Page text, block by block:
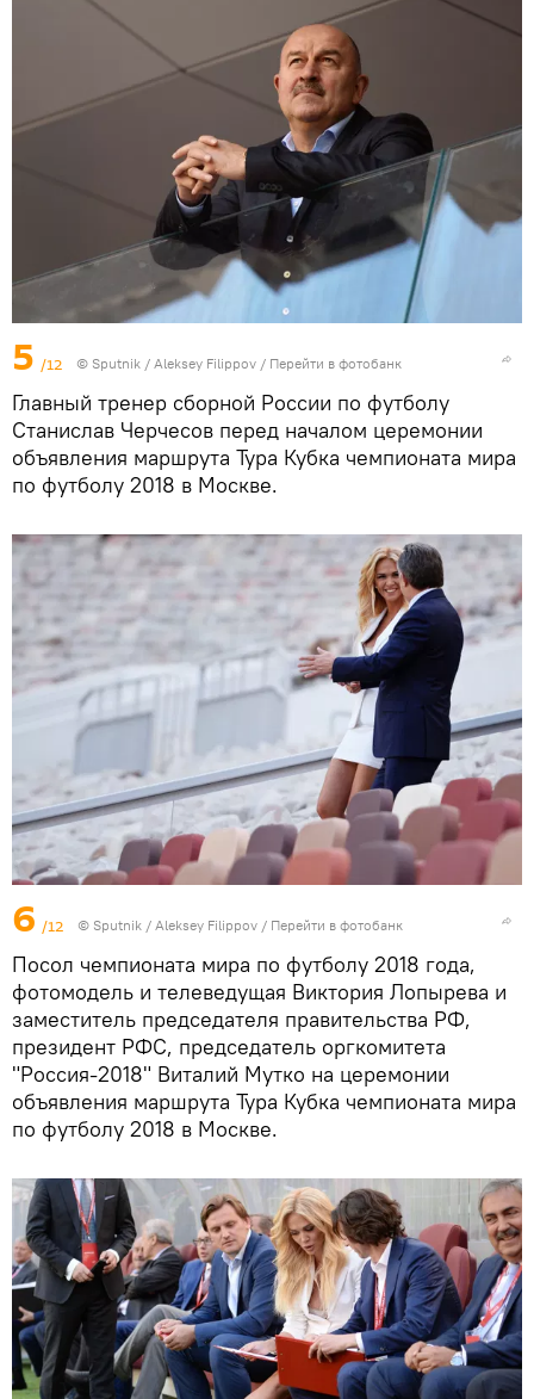
5 /12 © Sputnik / Aleksey Filippov / Перейти в фотобанк
Главный тренер сборной России по футболу
Станислав Черчесов перед началом церемонии
объявления маршрута Тура Кубка чемпионата мира
по футболу 2018 в Москве.
6 /12 © Sputnik / Aleksey Filippov / Перейти в фотобанк
Посол чемпионата мира по футболу 2018 года,
фотомодель и телеведущая Виктория Лопырева и
заместитель председателя правительства РФ,
президент РФС, председатель оргкомитета
"Россия-2018" Виталий Мутко на церемонии
объявления маршрута Тура Кубка чемпионата мира
по футболу 2018 в Москве.